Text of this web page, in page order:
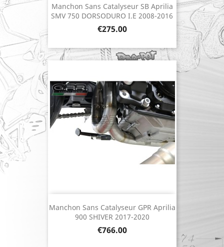
Manchon Sans Catalyseur SB Aprilia
SMV 750 DORSODURO I.E 2008-2016
Price
€275.00
Manchon Sans Catalyseur GPR Aprilia
900 SHIVER 2017-2020
Price
€766.00